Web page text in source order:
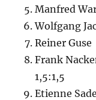
Frank
1,5:1,5